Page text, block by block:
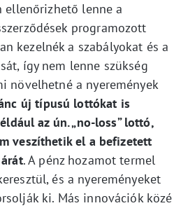
ellenőrizhető lenne a
programozott
kezelnék a szabályokat és a
így nem lenne szükség
növelhetné a nyeremények
új típusú lottókat is
az ún. „no-loss” lottó,
veszíthetik el a befizetett
. A pénz hozamot termel
és a nyereményeket
ki. Más innovációk közé